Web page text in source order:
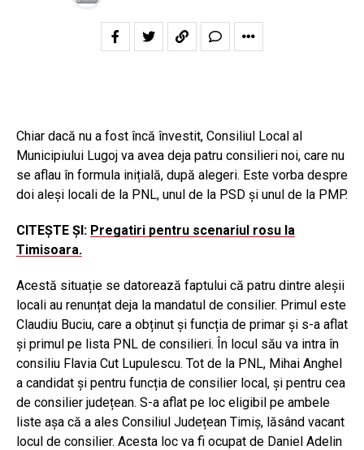
Chiar dacă nu a fost încă învestit, Consiliul Local al
Municipiului Lugoj va avea deja patru consilieri noi, care nu
se aflau în formula inițială, după alegeri. Este vorba despre
doi aleși locali de la PNL, unul de la PSD și unul de la PMP.
CITEȘTE ȘI: Pregatiri pentru scenariul rosu la
Timisoara.
Acestă situație se datorează faptului că patru dintre aleșii
locali au renunțat deja la mandatul de consilier. Primul este
Claudiu Buciu, care a obținut și funcția de primar și s-a aflat
și primul pe lista PNL de consilieri. În locul său va intra în
consiliu Flavia Cut Lupulescu. Tot de la PNL, Mihai Anghel
a candidat și pentru funcția de consilier local, și pentru cea
de consilier județean. S-a aflat pe loc eligibil pe ambele
liste așa că a ales Consiliul Județean Timiș, lăsând vacant
locul de consilier. Acesta loc va fi ocupat de Daniel Adelin